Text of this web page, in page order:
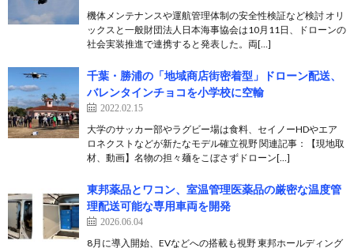
機体メンテナンスや運航管理体制の安全性検証など検討 オリ
ックスと一般財団法人日本海事協会は10月11日、ドローンの
社会実装推進で連携すると発表した。両[…]
千葉・勝浦の「地域商店街密着型」ドローン配送、
バレンタインチョコを小学校に空輸
2022.02.15
大学のサッカー部やラグビー場は食料、セイノーHDやエア
ロネクストなどが新たなモデル確立視野 関連記事：【現地取
材、動画】名物の担々麺をこぼさずドローン[…]
東邦薬品とワコン、室温管理医薬品の厳密な温度管
理配送可能な専用車両を開発
2026.06.04
8月に導入開始、EVなどへの搭載も視野 東邦ホールディング